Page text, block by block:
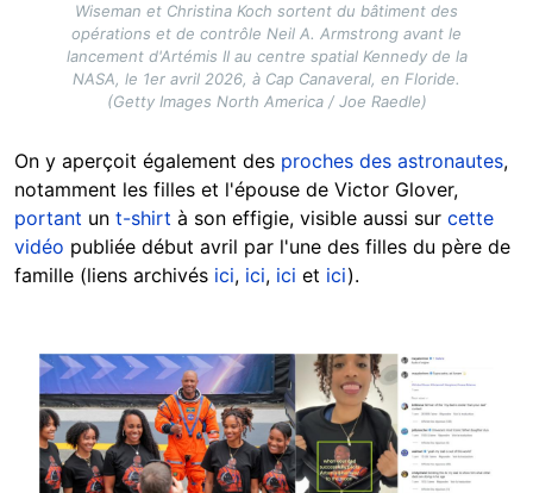
Wiseman et Christina Koch sortent du bâtiment des
opérations et de contrôle Neil A. Armstrong avant le
lancement d'Artémis II au centre spatial Kennedy de la
NASA, le 1er avril 2026, à Cap Canaveral, en Floride.
(Getty Images North America / Joe Raedle)
On y aperçoit également des proches des astronautes,
notamment les filles et l'épouse de Victor Glover,
portant un t-shirt à son effigie, visible aussi sur cette
vidéo publiée début avril par l'une des filles du père de
famille (liens archivés ici, ici, ici et ici).
Image